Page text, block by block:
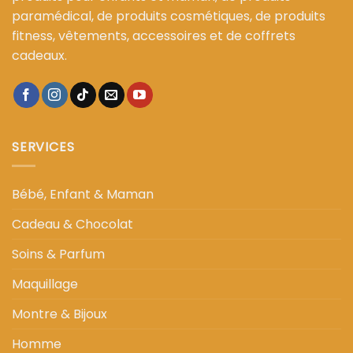
paramédical, de produits cosmétiques, de produits
fitness, vêtements, accessoires et de coffrets
cadeaux.
SERVICES
Bébé, Enfant & Maman
Cadeau & Chocolat
Soins & Parfum
Maquillage
Montre & Bijoux
Homme